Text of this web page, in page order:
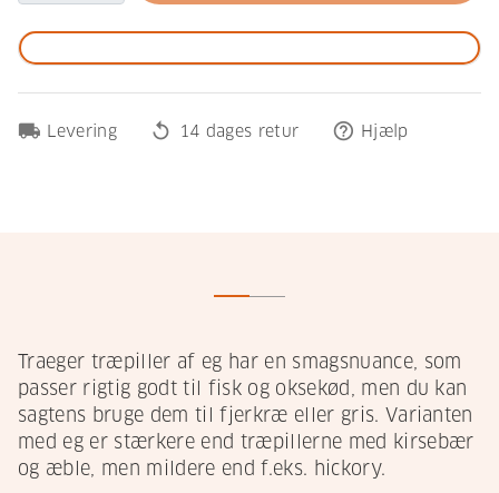
local_shipping Levering replay 14 dages retur help_outline Hjælp
Traeger træpiller af eg har en smagsnuance, som
passer rigtig godt til fisk og oksekød, men du kan
sagtens bruge dem til fjerkræ eller gris. Varianten
med eg er stærkere end træpillerne med kirsebær
og æble, men mildere end f.eks. hickory.